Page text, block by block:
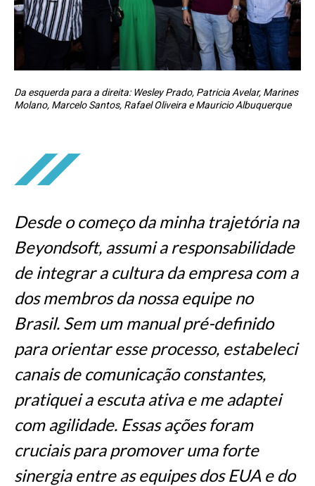
Da esquerda para a direita: Wesley Prado, Patricia Avelar, Marines
Molano, Marcelo Santos, Rafael Oliveira e Mauricio Albuquerque
Desde o começo da minha trajetória na
Beyondsoft, assumi a responsabilidade
de integrar a cultura da empresa com a
dos membros da nossa equipe no
Brasil. Sem um manual pré-definido
para orientar esse processo, estabeleci
canais de comunicação constantes,
pratiquei a escuta ativa e me adaptei
com agilidade. Essas ações foram
cruciais para promover uma forte
sinergia entre as equipes dos EUA e do